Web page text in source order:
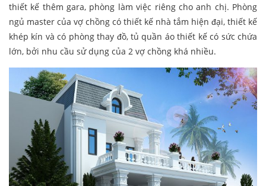
thiết kế thêm gara, phòng làm việc riêng cho anh chị. Phòng
ngủ master của vợ chồng có thiết kế nhà tắm hiện đại, thiết kế
khép kín và có phòng thay đồ, tủ quần áo thiết kế có sức chứa
lớn, bởi nhu cầu sử dụng của 2 vợ chồng khá nhiều.